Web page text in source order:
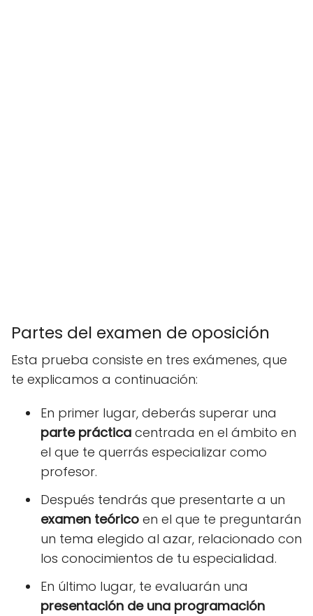
Partes del examen de oposición
Esta prueba consiste en tres exámenes, que
te explicamos a continuación:
En primer lugar, deberás superar una
parte práctica centrada en el ámbito en
el que te querrás especializar como
profesor.
Después tendrás que presentarte a un
examen teórico en el que te preguntarán
un tema elegido al azar, relacionado con
los conocimientos de tu especialidad.
En último lugar, te evaluarán una
presentación de una programación